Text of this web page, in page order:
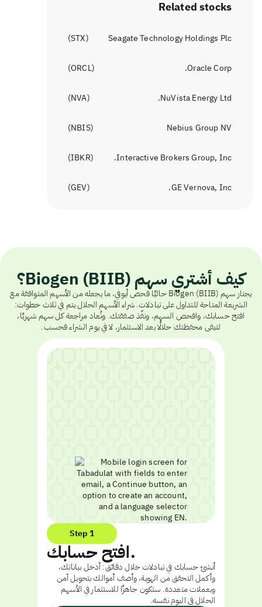
Related stocks
Seagate Technology Holdings Plc
(
STX
)
Oracle Corp.
(
ORCL
)
NuVista Energy Ltd.
(
NVA
)
Nebius Group NV
(
NBIS
)
Interactive Brokers Group, Inc.
(
IBKR
)
GE Vernova, Inc.
(
GEV
)
كيف أشتري سهم Biogen (BIIB)؟
يجتاز سهم Biogen (BIIB) حاليًا فحص أيوفي، ما يجعله من الأسهم المتوافقة مع
الشريعة المتاحة للتداول على تبادلات. شراء الأسهم الحلال يتم في ثلاث خطوات:
افتح حسابك، وافحص السهم، ونفّذ صفقتك. وتُعاد مراجعة كل سهم شهريًا،
لتبقى محفظتك حلالًا بعد الاستثمار، لا في يوم الشراء فحسب.
Step 1
افتح حسابك.
أنشئ حسابك في تبادلات خلال دقائق: أدخل بياناتك،
وأكمل التحقق من الهوية، وأضف أموالك بتحويل آمن
وبعملات متعددة. ستكون جاهزًا للاستثمار في الأسهم
الحلال في اليوم نفسه.